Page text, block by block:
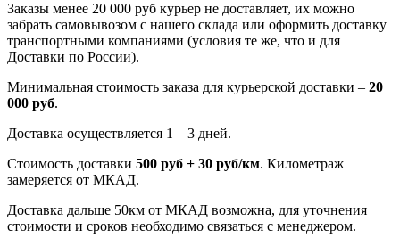
Заказы менее 20 000 руб курьер не доставляет, их можно
забрать самовывозом с нашего склада или оформить доставку
транспортными компаниями (условия те же, что и для
Доставки по России).
Минимальная стоимость заказа для курьерской доставки – 20
000 руб.
Доставка осуществляется 1 – 3 дней.
Стоимость доставки 500 руб + 30 руб/км. Километраж
замеряется от МКАД.
Доставка дальше 50км от МКАД возможна, для уточнения
стоимости и сроков необходимо связаться с менеджером.